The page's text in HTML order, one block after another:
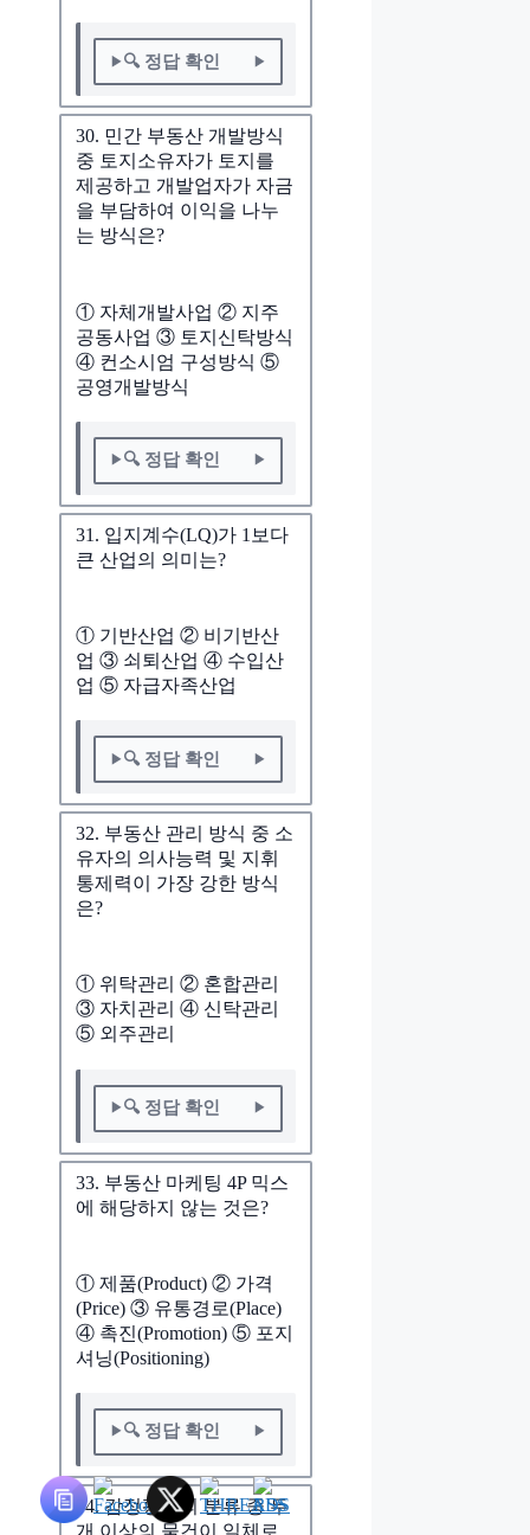
🔍 정답 확인
30. 민간 부동산 개발방식
중 토지소유자가 토지를
제공하고 개발업자가 자금
을 부담하여 이익을 나누
는 방식은?
① 자체개발사업 ② 지주
공동사업 ③ 토지신탁방식
④ 컨소시엄 구성방식 ⑤
공영개발방식
🔍 정답 확인
31. 입지계수(LQ)가 1보다
큰 산업의 의미는?
① 기반산업 ② 비기반산
업 ③ 쇠퇴산업 ④ 수입산
업 ⑤ 자급자족산업
🔍 정답 확인
32. 부동산 관리 방식 중 소
유자의 의사능력 및 지휘
통제력이 가장 강한 방식
은?
① 위탁관리 ② 혼합관리
③ 자치관리 ④ 신탁관리
⑤ 외주관리
🔍 정답 확인
33. 부동산 마케팅 4P 믹스
에 해당하지 않는 것은?
① 제품(Product) ② 가격
(Price) ③ 유통경로(Place)
④ 촉진(Promotion) ⑤ 포지
셔닝(Positioning)
🔍 정답 확인
34. 감정평가의 분류 중 두
개 이상의 물건이 일체로